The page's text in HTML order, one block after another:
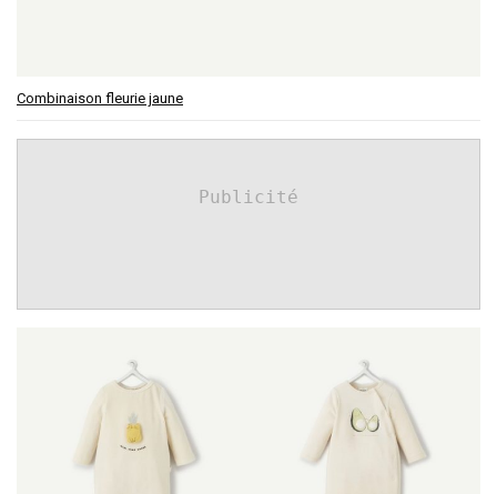
Combinaison fleurie jaune
Publicité